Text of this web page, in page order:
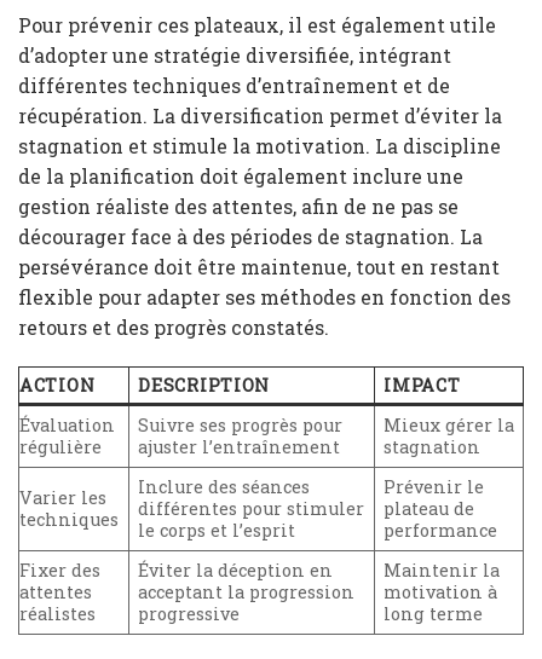
Pour prévenir ces plateaux, il est également utile
d’adopter une stratégie diversifiée, intégrant
différentes techniques d’entraînement et de
récupération. La diversification permet d’éviter la
stagnation et stimule la motivation. La discipline
de la planification doit également inclure une
gestion réaliste des attentes, afin de ne pas se
décourager face à des périodes de stagnation. La
persévérance doit être maintenue, tout en restant
flexible pour adapter ses méthodes en fonction des
retours et des progrès constatés.
ACTION DESCRIPTION
IMPACT
Évaluation
régulière
Suivre ses progrès pour
ajuster l’entraînement
Mieux gérer la
stagnation
Varier les
techniques
Inclure des séances
différentes pour stimuler
le corps et l’esprit
Prévenir le
plateau de
performance
Fixer des
attentes
réalistes
Éviter la déception en
acceptant la progression
progressive
Maintenir la
motivation à
long terme